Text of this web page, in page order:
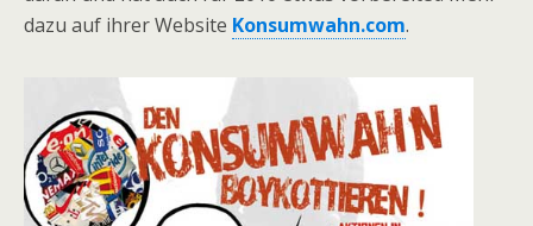
dazu auf ihrer Website Konsumwahn.com.